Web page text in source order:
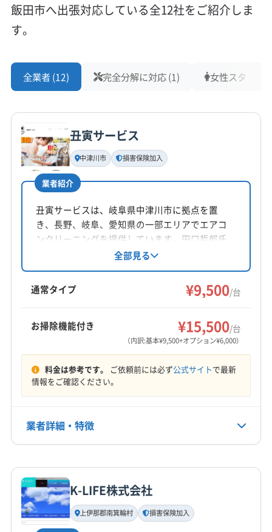
飯田市へ出張対応している全12社をご紹介しま
す。
全業者 (12) 完全分解に対応 (1) 女性スタッフ
丑寅サービス
中津川市 損害保険加入
業者紹介
丑寅サービスは、岐阜県中津川市に拠点を置
き、長野、岐阜、愛知県の一部エリアでエアコ
ンクリーニングを提供しています。田口哲郎氏
が店長を務め、自社対応による丁寧な作業と、
損害保険加入による安心感が特徴です。基本料
金は9,500円/台からで、複数台割引や消臭抗菌コ
ートなどのオプションも用意。年中無休で、土
全部見る
通常タイプ ¥9,500/台
お掃除機能付き ¥15,500/台
（内訳:基本¥9,500+オプション¥6,000）
料金は参考です。 ご依頼前には必ず公式サイトで最新
情報をご確認ください。
業者詳細・特徴
基本情報
代表者名
田口哲郎
K-LIFE株式会社
上伊那郡南箕輪村 損害保険加入